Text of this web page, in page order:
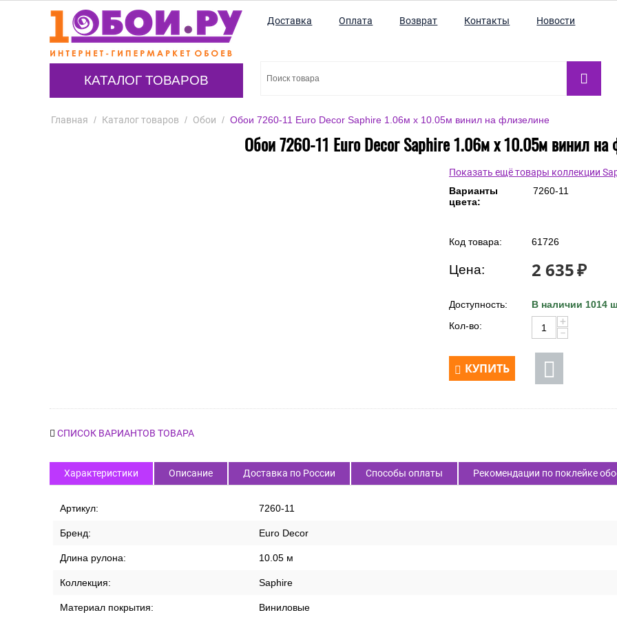
КАТАЛОГ ТОВАРОВ
Доставка Оплата Возврат Контакты Новости
Главная / Каталог товаров / Обои / Обои 7260-11 Euro Decor Saphire 1.06м x 10.05м винил на флизелине
Обои 7260-11 Euro Decor Saphire 1.06м x 10.05м винил на
Показать ещё товары коллекции
Варианты
цвета:
7260-11
Код товара: 61726
Цена: 2 635₽
Доступность:
В наличии 1014
Кол-во:
+
−
КУПИТЬ
СПИСОК ВАРИАНТОВ ТОВАРА
Характеристики Описание Доставка по России Способы оплаты Рекомендации по поклейке
Артикул: 7260-11
Бренд: Euro Decor
Длина рулона: 10.05 м
Коллекция: Saphire
Материал покрытия: Виниловые